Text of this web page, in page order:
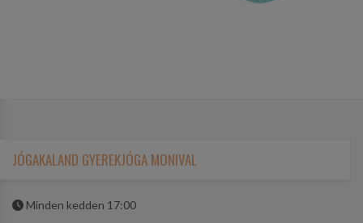
JÓGAKALAND GYEREKJÓGA MONIVAL
Minden kedden 17:00